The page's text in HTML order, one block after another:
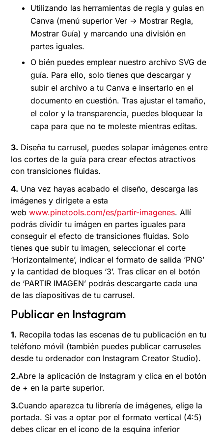
Utilizando las herramientas de regla y guías en
Canva (menú superior Ver -> Mostrar Regla,
Mostrar Guía) y marcando una división en
partes iguales.
O bién puedes emplear nuestro archivo SVG de
guía. Para ello, solo tienes que descargar y
subir el archivo a tu Canva e insertarlo en el
documento en cuestión. Tras ajustar el tamaño,
el color y la transparencia, puedes bloquear la
capa para que no te moleste mientras editas.
3. Diseña tu carrusel, puedes solapar imágenes entre
los cortes de la guía para crear efectos atractivos
con transiciones fluidas.
4. Una vez hayas acabado el diseño, descarga las
imágenes y dirígete a esta
webwww.pinetools.com/es/partir-imagenes. Allí
podrás dividir tu imágen en partes iguales para
conseguir el efecto de transiciones fluidas. Solo
tienes que subir tu imagen, seleccionar el corte
‘Horizontalmente’, indicar el formato de salida ‘PNG’
y la cantidad de bloques ‘3’. Tras clicar en el botón
de ‘PARTIR IMAGEN’ podrás descargarte cada una
de las diapositivas de tu carrusel.
Publicar en Instagram
1. Recopila todas las escenas de tu publicación en tu
teléfono móvil (también puedes publicar carruseles
desde tu ordenador con Instagram Creator Studio).
2.Abre la aplicación de Instagram y clica en el botón
de + en la parte superior.
3.Cuando aparezca tu librería de imágenes, elige la
portada. Si vas a optar por el formato vertical (4:5)
debes clicar en el icono de la esquina inferior